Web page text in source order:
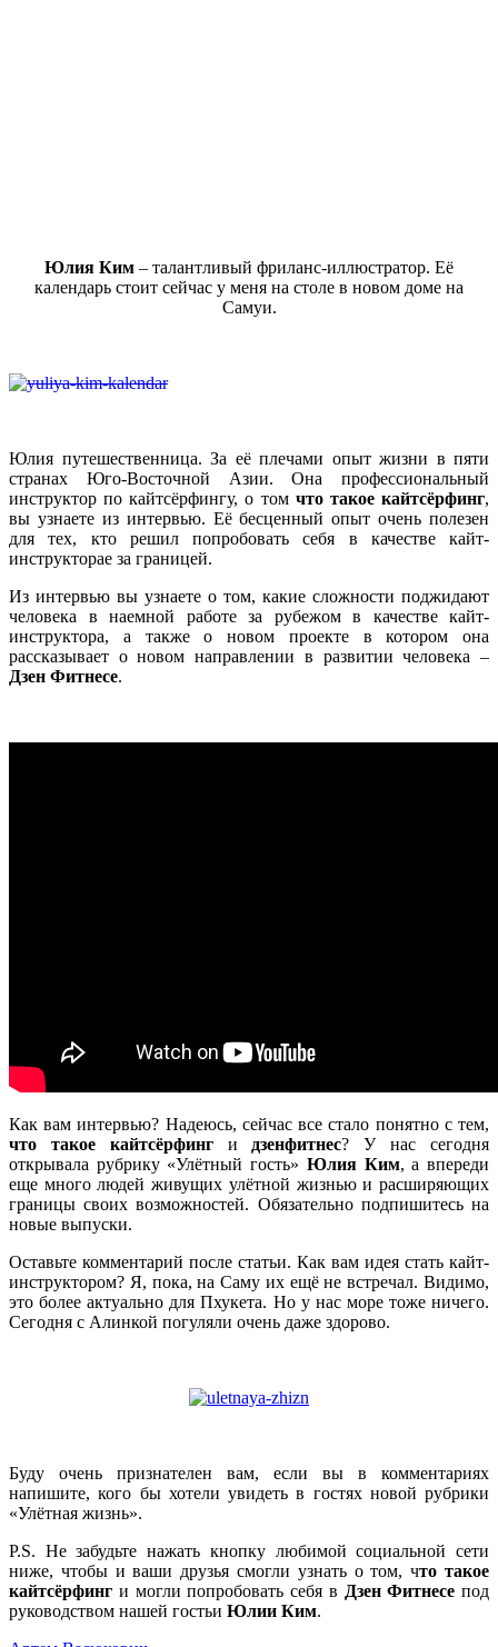
Юлия Ким – талантливый фриланс-иллюстратор. Её
календарь стоит сейчас у меня на столе в новом доме на
Самуи.
Юлия путешественница. За её плечами опыт жизни в пяти
странах Юго-Восточной Азии. Она профессиональный
инструктор по кайтсёрфингу, о том что такое кайтсёрфинг,
вы узнаете из интервью. Её бесценный опыт очень полезен
для тех, кто решил попробовать себя в качестве кайт-
инструкторае за границей.
Из интервью вы узнаете о том, какие сложности поджидают
человека в наемной работе за рубежом в качестве кайт-
инструктора, а также о новом проекте в котором она
рассказывает о новом направлении в развитии человека –
Дзен Фитнесе.
Как вам интервью? Надеюсь, сейчас все стало понятно с тем,
что такое кайтсёрфинги дзенфитнес? У нас сегодня
открывала рубрику «Улётный гость» Юлия Ким, а впереди
еще много людей живущих улётной жизнью и расширяющих
границы своих возможностей. Обязательно подпишитесь на
новые выпуски.
Оставьте комментарий после статьи. Как вам идея стать кайт-
инструктором? Я, пока, на Саму их ещё не встречал. Видимо,
это более актуально для Пхукета. Но у нас море тоже ничего.
Сегодня с Алинкой погуляли очень даже здорово.
Буду очень признателен вам, если вы в комментариях
напишите, кого бы хотели увидеть в гостях новой рубрики
«Улётная жизнь».
P.S. Не забудьте нажать кнопку любимой социальной сети
ниже, чтобы и ваши друзья смогли узнать о том, что такое
кайтсёрфинг и могли попробовать себя в Дзен Фитнесе под
руководством нашей гостьи Юлии Ким.